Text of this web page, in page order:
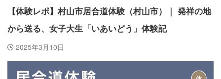
【体験レポ】村山市居合道体験（村山市）｜ 発祥の地
から送る、⼥⼦⼤⽣「いあいどう」体験記
2025年3月10日